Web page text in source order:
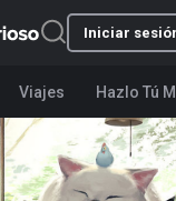
Iniciar
Viajes Hazlo Tú